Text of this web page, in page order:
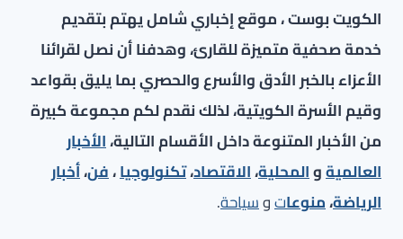
الكويت بوست ، موقع إخباري شامل يهتم بتقديم
خدمة صحفية متميزة للقارئ، وهدفنا أن نصل لقرائنا
الأعزاء بالخبر الأدق والأسرع والحصري بما يليق بقواعد
وقيم الأسرة الكويتية، لذلك نقدم لكم مجموعة كبيرة
من الأخبار المتنوعة داخل الأقسام التالية،الأخبار
العالميةوالمحلية،الاقتصاد،تكنولوجيا،فن،أخبار
الرياضة،منوعاتوسياحة.